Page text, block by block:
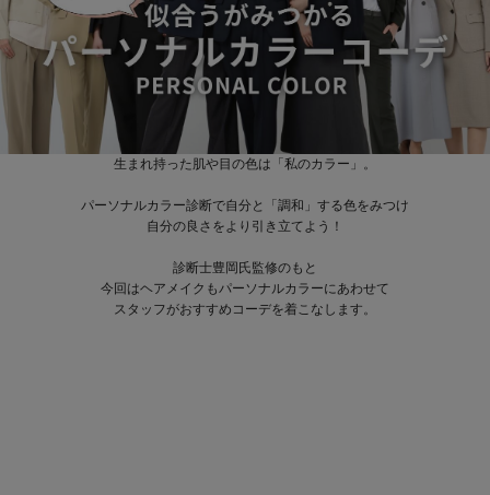
生まれ持った肌や目の色は「私のカラー」。
パーソナルカラー診断で自分と「調和」する色をみつけ
自分の良さをより引き立てよう！
診断士豊岡氏監修のもと
今回はヘアメイクもパーソナルカラーにあわせて
スタッフがおすすめコーデを着こなします。